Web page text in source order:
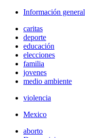
Información general
caritas
deporte
educación
elecciones
familia
jovenes
medio ambiente
violencia
Mexico
aborto